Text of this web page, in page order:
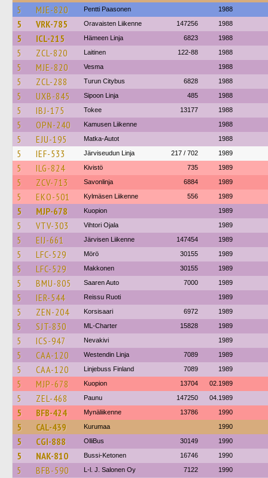
5 MJE-820 Pentti Paasonen 1988
5 VRK-785 Oravaisten Liikenne 147256 1988
5 ICL-215 Hämeen Linja 6823 1988
5 ZCL-820 Laitinen 122-88 1988
5 MJE-820 Vesma 1988
5 ZCL-288 Turun Citybus 6828 1988
5 UXB-845 Sipoon Linja 485 1988
5 IBJ-175 Tokee 13177 1988
5 OPN-240 Kamusen Liikenne 1988
5 EJU-195 Matka-Autot 1988
5 IEF-533 Järviseudun Linja 217 / 702 1989
5 ILG-824 Kivistö 735 1989
5 ZCV-713 Savonlinja 6884 1989
5 EKO-501 Kylmäsen Liikenne 556 1989
5 MJP-678 Kuopion 1989
5 VTV-303 Vihtori Ojala 1989
5 EIJ-661 Järvisen Liikenne 147454 1989
5 LFC-529 Mörö 30155 1989
5 LFC-529 Makkonen 30155 1989
5 BMU-805 Saaren Auto 7000 1989
5 IER-544 Reissu Ruoti 1989
5 ZEN-204 Korsisaari 6972 1989
5 SJT-830 ML-Charter 15828 1989
5 ICS-947 Nevakivi 1989
5 CAA-120 Westendin Linja 7089 1989
5 CAA-120 Linjebuss Finland 7089 1989
5 MJP-678 Kuopion 13704 02.1989
5 ZEL-468 Paunu 147250 04.1989
5 BFB-424 Mynäliikenne 13786 1990
5 CAL-439 Kurumaa 1990
5 CGI-888 OlliBus 30149 1990
5 NAK-810 Bussi-Ketonen 16746 1990
5 BFB-590 L-l. J. Salonen Oy 7122 1990